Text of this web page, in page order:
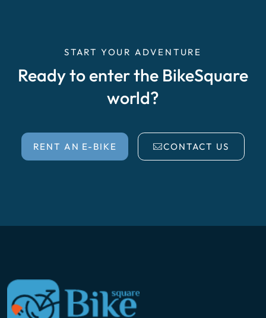
START YOUR ADVENTURE
Ready to enter the BikeSquare
world?
RENT AN E-BIKE CONTACT US